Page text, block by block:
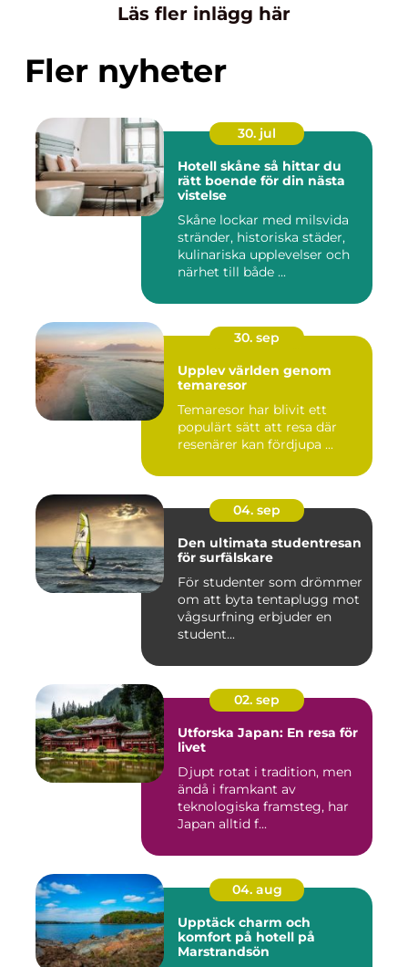
Läs fler inlägg här
Fler nyheter
30. jul
Hotell skåne så hittar du
rätt boende för din nästa
vistelse
Skåne lockar med milsvida
stränder, historiska städer,
kulinariska upplevelser och
närhet till både ...
30. sep
Upplev världen genom
temaresor
Temaresor har blivit ett
populärt sätt att resa där
resenärer kan fördjupa ...
04. sep
Den ultimata studentresan
för surfälskare
För studenter som drömmer
om att byta tentaplugg mot
vågsurfning erbjuder en
student...
02. sep
Utforska Japan: En resa för
livet
Djupt rotat i tradition, men
ändå i framkant av
teknologiska framsteg, har
Japan alltid f...
04. aug
Upptäck charm och
komfort på hotell på
Marstrandsön